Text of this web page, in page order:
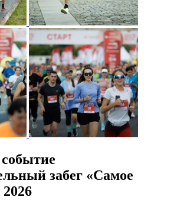
забег «Самое